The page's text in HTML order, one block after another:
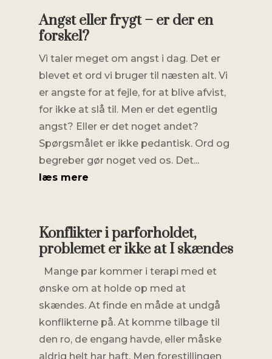
Angst eller frygt – er der en
forskel?
Vi taler meget om angst i dag. Det er
blevet et ord vi bruger til næsten alt. Vi
er angste for at fejle, for at blive afvist,
for ikke at slå til. Men er det egentlig
angst? Eller er det noget andet?
Spørgsmålet er ikke pedantisk. Ord og
begreber gør noget ved os. Det...
læs mere
Konflikter i parforholdet,
problemet er ikke at I skændes
Mange par kommer i terapi med et
ønske om at holde op med at
skændes. At finde en måde at undgå
konflikterne på. At komme tilbage til
den ro, de engang havde, eller måske
aldrig helt har haft. Men forestillingen